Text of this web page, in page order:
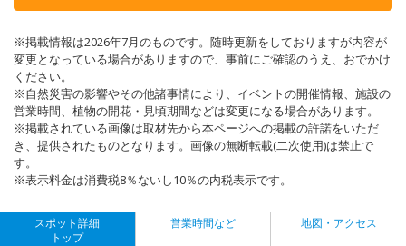
※掲載情報は2026年7月のものです。随時更新をしておりますが内容が
変更となっている場合がありますので、事前にご確認のうえ、おでかけ
ください。
※自然災害の影響やその他諸事情により、イベントの開催情報、施設の
営業時間、植物の開花・見頃期間などは変更になる場合があります。
※掲載されている画像は取材先から本ページへの掲載の許諾をいただ
き、提供されたものとなります。画像の無断転載(二次使用)は禁止で
す。
※表示料金は消費税8％ないし10％の内税表示です。
スポット詳細
トップ
営業時間など 地図・アクセス